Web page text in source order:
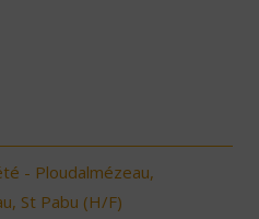
- Ploudalmézeau,
St Pabu (H/F)